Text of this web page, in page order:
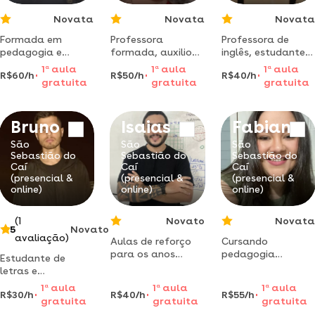
Novata
Formada em
pedagogia e
neuroaprendizagem,
tenho mais de dez
diversas áreas da
educação.
metodologia
própria para
desenvolver a
melhor
aprendizagem
possível.
R$60/h
1 aaula
gratuita
Novata
Professora
formada, auxilio
todos os níveis
com reforço
pensado para
melhor lhe atender
R$50/h
1 a aula
gratuita
Novata
Professora de
inglês, estudante
de letras,
trabalhando na
área desde 2022.
personalizada e de
acordo com as
necessidades.
R$40/h
1 aaula
gratuita
Bruno
São
Sebastião do
Caí
(presencial &
online)
5
(1
avaliação)
Novato
Estudante de
letras e
apaixonado pelo
aprendizado de
outro idioma!
R$30/h
1 aaula
gratuita
Isaias
São
Sebastião do
Caí
(presencial &
online)
Novato
Aulas de reforço
para os anos
organização de
rotina escolar.
R$40/h
1 a aula
gratuita
Fabiana
São
Sebastião do
Caí
(presencial &
online)
Novata
Cursando
pedagogia
estagiária já na
área da educação
R$55/h
1 aaula
gratuita